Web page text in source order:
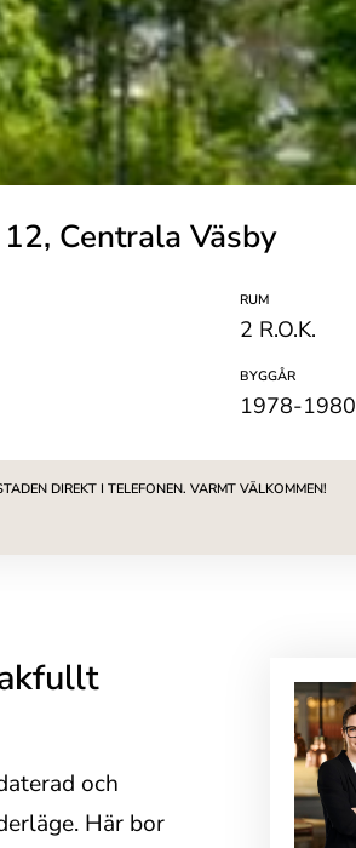
Centrala Väsby
RUM
2 R.O.K.
BYGGÅR
1978-1980
DIREKT I TELEFONEN. VARMT VÄLKOMMEN!
och
Här bor